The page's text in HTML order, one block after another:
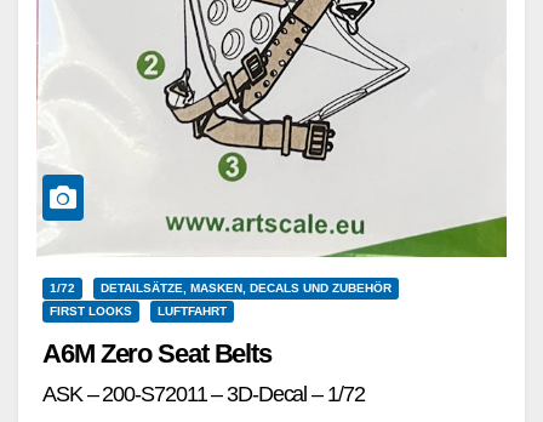
1/72
DETAILSÄTZE, MASKEN, DECALS UND ZUBEHÖR
FIRST LOOKS
LUFTFAHRT
A6M Zero Seat Belts
ASK – 200-S72011 – 3D-Decal – 1/72